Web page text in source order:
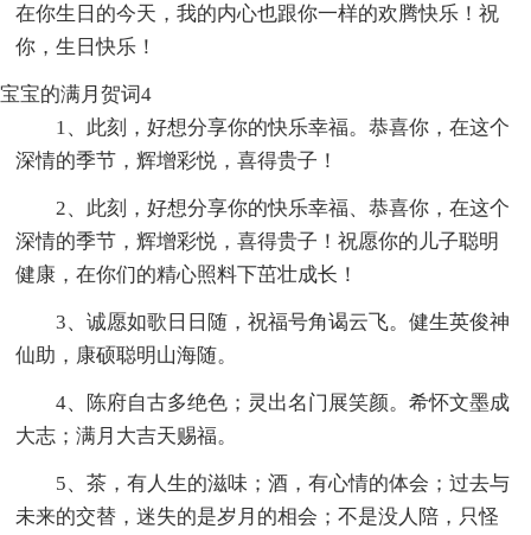
在你生日的今天，我的内心也跟你一样的欢腾快乐！祝
你，生日快乐！
宝宝的满月贺词4
1、此刻，好想分享你的快乐幸福。恭喜你，在这个
深情的季节，辉增彩悦，喜得贵子！
2、此刻，好想分享你的快乐幸福、恭喜你，在这个
深情的季节，辉增彩悦，喜得贵子！祝愿你的儿子聪明
健康，在你们的精心照料下茁壮成长！
3、诚愿如歌日日随，祝福号角谒云飞。健生英俊神
仙助，康硕聪明山海随。
4、陈府自古多绝色；灵出名门展笑颜。希怀文墨成
大志；满月大吉天赐福。
5、茶，有人生的滋味；酒，有心情的体会；过去与
未来的交替，迷失的是岁月的相会；不是没人陪，只怪